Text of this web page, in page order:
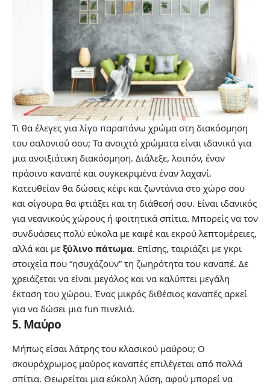
Τι θα έλεγες για λίγο παραπάνω χρώμα στη διακόσμηση
του σαλονιού σου; Τα ανοιχτά χρώματα είναι ιδανικά για
μια ανοιξιάτικη διακόσμηση. Διάλεξε, λοιπόν, έναν
πράσινο καναπέ και συγκεκριμένα έναν λαχανί.
Κατευθείαν θα δώσεις κέφι και ζωντάνια στο χώρο σου
και σίγουρα θα φτιάξει και τη διάθεσή σου. Είναι ιδανικός
για νεανικούς χώρους ή φοιτητικά σπίτια. Μπορείς να τον
συνδυάσεις πολύ εύκολα με καφέ και εκρού λεπτομέρειες,
αλλά και με ξύλινο πάτωμα. Επίσης, ταιριάζει με γκρι
στοιχεία που “ησυχάζουν” τη ζωηρότητα του καναπέ. Δε
χρειάζεται να είναι μεγάλος και να καλύπτει μεγάλη
έκταση του χώρου. Ένας μικρός διθέσιος καναπές αρκεί
για να δώσει μια fun πινελιά.
5. Μαύρο
Μήπως είσαι λάτρης του κλασικού μαύρου; Ο
σκουρόχρωμος μαύρος καναπές επιλέγεται από πολλά
σπίτια. Θεωρείται μια εύκολη λύση, αφού μπορεί να